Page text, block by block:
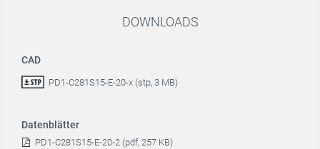
DOWNLOADS
CAD
PD1-C281S15-E-20-x (stp, 3 MB)
Datenblätter
PD1-C281S15-E-20-2 (pdf, 257 KB)